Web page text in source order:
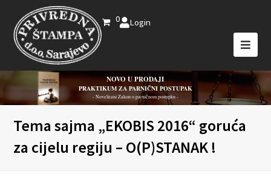
0 Login
NOVO U PRODAJI
PRAKTIKUM ZA PARNIČNI POSTUPAK
- Novelirani Zakon o parničnom postupku -
Tema sajma „EKOBIS 2016“ goruća
za cijelu regiju – O(P)STANAK !